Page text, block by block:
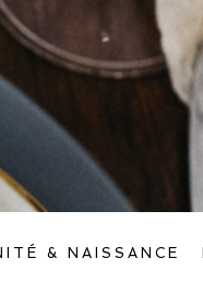
& NAISSANCE